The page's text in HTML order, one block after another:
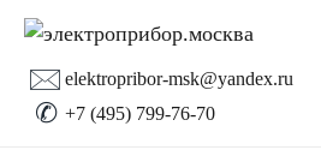
🖂 elektropribor-msk@yandex.ru
✆ +7 (495) 799-76-70